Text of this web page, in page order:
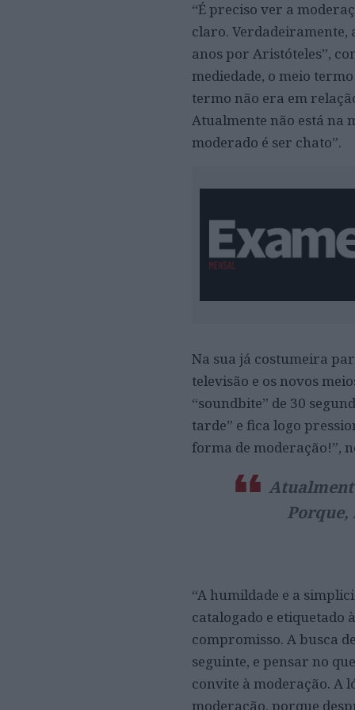
“É preciso ver a
claro. Verdadeiramente,
anos por Aristóteles”,
mediedade, o meio
termo não era em
Atualmente não está na
moderado é ser chato”.
Na sua já costumeira
televisão e os novos
“soundbite” de 30
tarde” e fica logo
forma de moderação!”,
Porque,
“A humildade e a
catalogado e etiquetado
compromisso. A busca
seguinte, e pensar no
convite à moderação. A
moderação, porque